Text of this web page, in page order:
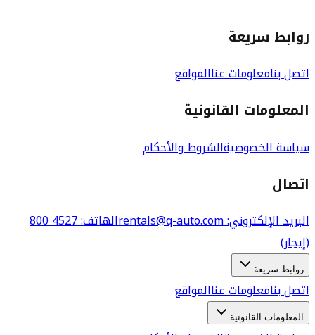
روابط سريعة
اتصل بنامعلومات عناالمواقع
المعلومات القانونية
سياسة الخصوصيةالشروط والأحكام
اتصال
البريد الإلكتروني: rentals@q-auto.com الهاتف:
800 4527
(إيجار)
روابط سريعة
اتصل بنامعلومات عناالمواقع
المعلومات القانونية